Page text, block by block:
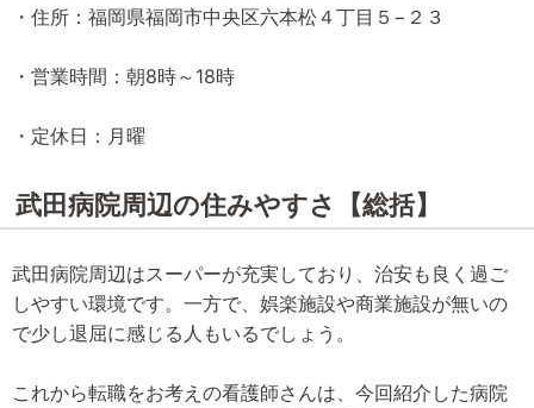
・住所：福岡県福岡市中央区六本松４丁目５−２３
・営業時間：朝8時～18時
・定休日：月曜
武田病院周辺の住みやすさ【総括】
武田病院周辺はスーパーが充実しており、治安も良く過ご
しやすい環境です。一方で、娯楽施設や商業施設が無いの
で少し退屈に感じる人もいるでしょう。
これから転職をお考えの看護師さんは、今回紹介した病院